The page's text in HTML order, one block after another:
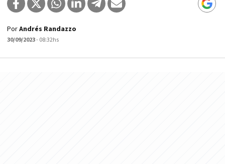
PorAndrés Randazzo
30/09/2023- 08:32hs